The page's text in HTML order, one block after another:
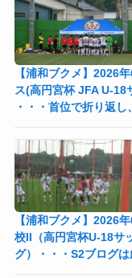
【浦和ブクメ】2026
ス(高円宮杯 JFA U-18
・・・首位で折り返
【浦和ブクメ】2026
校II（高円宮杯U-18サ
グ）・・・S2ブログ